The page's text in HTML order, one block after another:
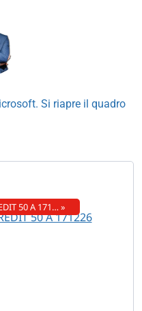
Si riapre il quadro
50 A 171… »